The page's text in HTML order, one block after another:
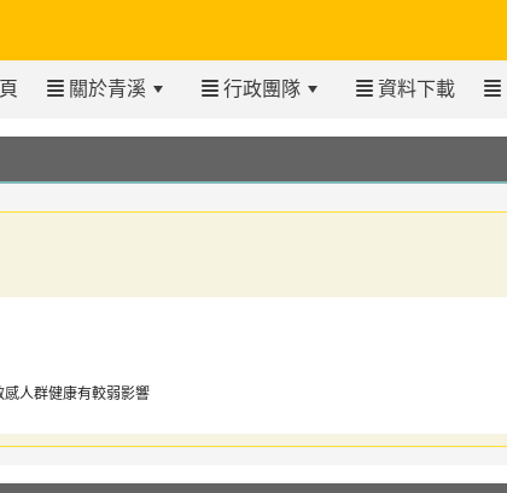
關於青溪 行政團隊 資料下載
人群健康有較弱影響